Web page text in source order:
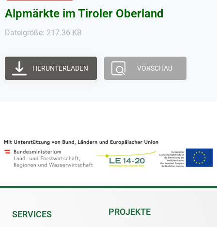
Alpmärkte im Tiroler Oberland
Dateigröße: 217.36 KB
HERUNTERLADEN VORSCHAU
SERVICES PROJEKTE